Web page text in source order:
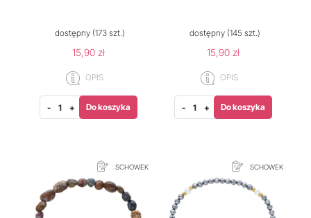
dostępny (173 szt.)
15,90 zł
OPIS
- + Do koszyka
dostępny(145 szt.)
15,90 zł
OPIS
- + Do koszyka
SCHOWEK SCHOWEK